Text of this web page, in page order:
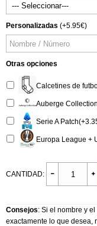
Personalizadas (+5.95€)
Otras opciones
Calcetines de
Auberge
Serie A
Europa League +
CANTIDAD:
Consejos: Si el nombre y
exactamente lo que desea,